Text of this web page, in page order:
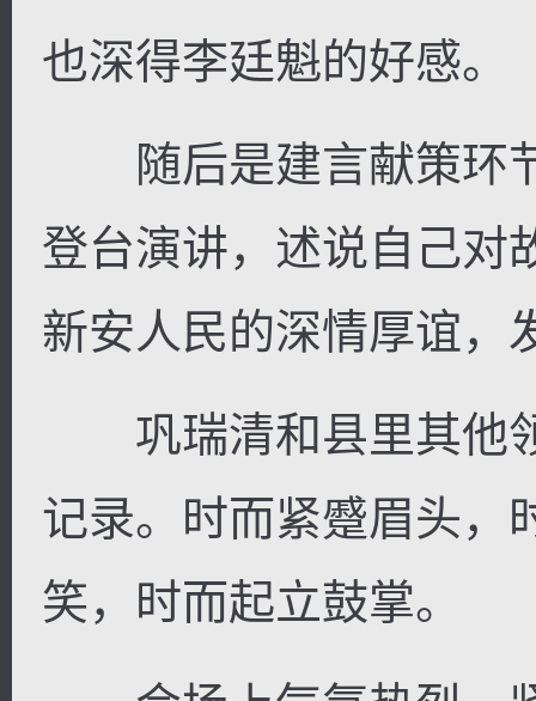
也深得李廷魁的好感。
随后是建言献策环
登台演讲，述说自己对
新安人民的深情厚谊，
巩瑞清和县里其他
记录。时而紧蹙眉头，
笑，时而起立鼓掌。